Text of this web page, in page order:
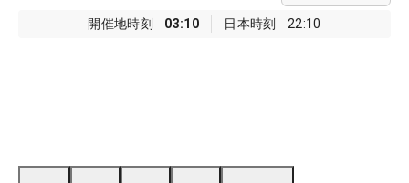
開催地時刻 03:10 日本時刻 22:10